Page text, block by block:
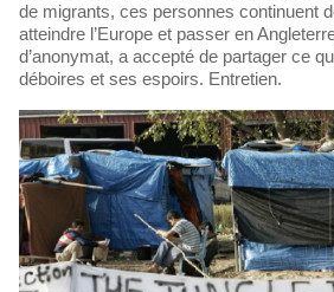
de migrants, ces personnes continuent
atteindre l’Europe et passer en
d’anonymat, a accepté de partager ce
déboires et ses espoirs. Entretien.